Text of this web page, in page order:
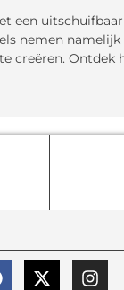
een
nemen
creëren. Ontdek